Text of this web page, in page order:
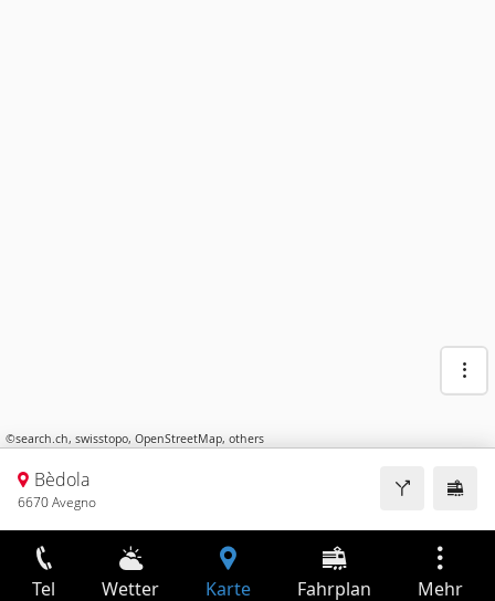
©search.ch, swisstopo, OpenStreetMap, others
Bèdola
6670 Avegno
Tel Wetter Karte Fahrplan Mehr